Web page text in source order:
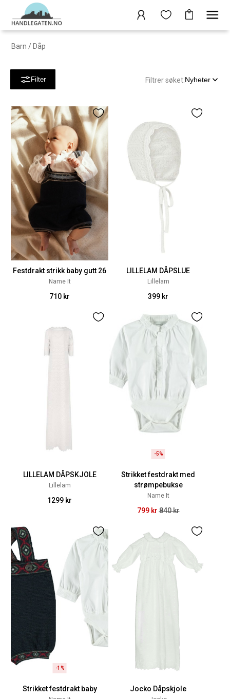
Barn / Dåp
Filter Filtrer søket:Nyheter
Festdrakt strikk baby gutt 26
Name It
710 kr
LILLELAM DÅPSLUE
Lillelam
399 kr
LILLELAM DÅPSKJOLE
Lillelam
1299 kr
-5%
Strikket festdrakt med
strømpebukse
Name It
799 kr 840 kr
-1%
Strikket festdrakt baby Jocko Dåpskjole